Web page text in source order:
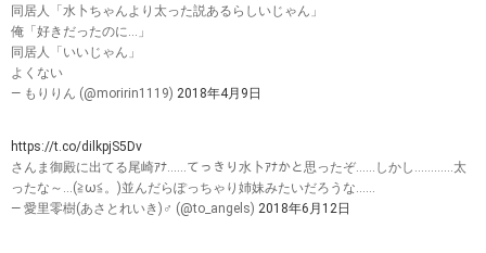
同居人「水卜ちゃんより太った説あるらしいじゃん」
俺「好きだったのに...」
同居人「いいじゃん」
よくない
— もりりん (@moririn1119) 2018年4月9日
https://t.co/dilkpjS5Dv
さんま御殿に出てる尾崎ｱﾅ……てっきり水卜ｱﾅかと思ったぞ……しかし…………太
ったな～…(≧ω≦。)並んだらぽっちゃり姉妹みたいだろうな……
— 愛里零樹(あさとれいき)♂ (@to_angels) 2018年6月12日